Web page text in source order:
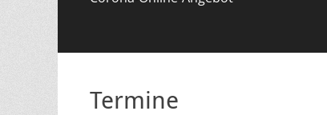
Termine